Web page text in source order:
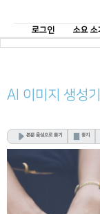
로그인
소요 소
AI 이미지 생성
본문 음성으로 듣기 중지